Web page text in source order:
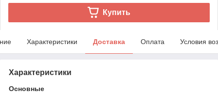
Купить
Характеристики Доставка Оплата Условия
Характеристики
Основные